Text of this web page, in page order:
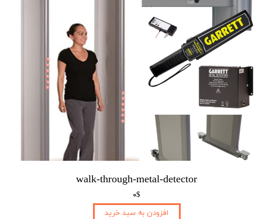
walk-through-metal-detector
۰$
افزودن به سبد خرید